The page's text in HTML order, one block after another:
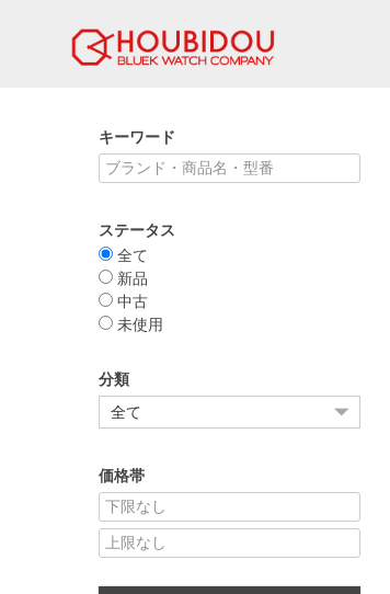
キーワード
ステータス
全て
新品
中古
未使用
分類
価格帯